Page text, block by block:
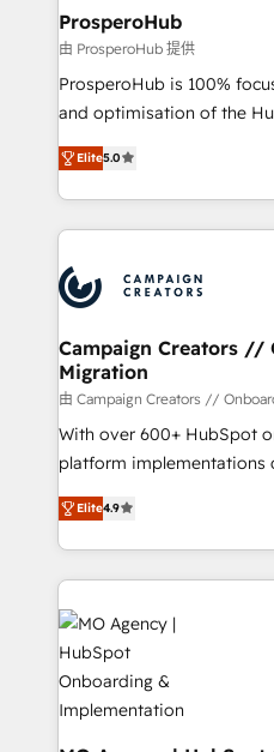
ProsperoHub
由 ProsperoHub 提供
ProsperoHub is 100%
and optimisation of the
highly experienced team
ensure that you achieve
ROI from your HubSpot
extensive HubSpot, sales,
HubSpot journey, design
processes and skilfully
infrastructure to life. Our
keeps you in control whilst
route to your revenue goals. We have
supported over 500
implementation,
methodology will ensure
deployment experience
expertise to deliver the
Elite5.0
Campaign Creators //
Migration
由 Campaign Creators //
With over 600+ HubSpot
platform implementations
Elite Solutions Partner for
migrate, replatform, and
in high-impact CRM and
onboarding from
Zoho, Pardot, Marketo,
WordPress and legacy
systems into unified,
architectures that
performance. - Multi-object CRM migration, cleanup,
Elite4.9